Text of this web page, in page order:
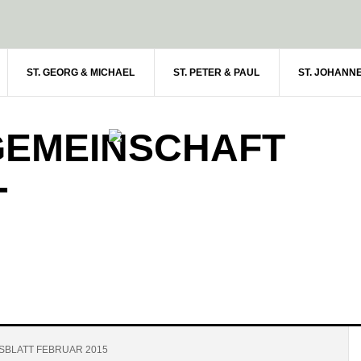
ST. GEORG & MICHAEL ST. PETER & PAUL ST.
FEBRUAR 2015